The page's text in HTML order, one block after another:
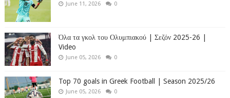
June 11, 2026 0
Όλα τα γκολ του Ολυμπιακού | Σεζόν 2025-26 |
Video
June 05, 2026 0
Top 70 goals in Greek Football | Season 2025/26
June 05, 2026 0